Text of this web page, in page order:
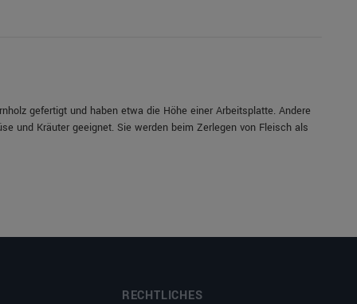
gefertigt und haben etwa die Höhe einer Arbeitsplatte. Andere
und Kräuter geeignet. Sie werden beim Zerlegen von Fleisch als
RECHTLICHES